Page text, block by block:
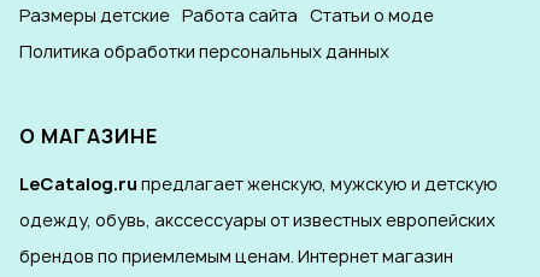
Размеры детские Работа сайта Статьи о моде
Политика обработки персональных данных
О МАГАЗИНЕ
LeCatalog.ru предлагает женскую, мужскую и детскую
одежду, обувь, акссессуары от известных европейских
брендов по приемлемым ценам. Интернет магазин